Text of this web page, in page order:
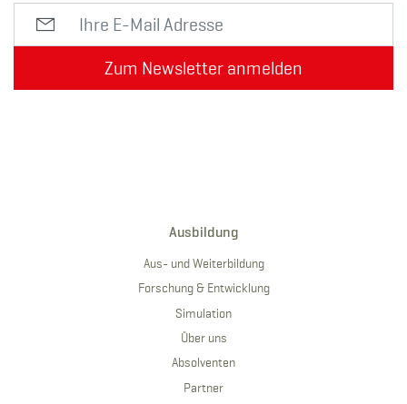
Zum Newsletter anmelden
Ausbildung
Aus- und Weiterbildung
Forschung & Entwicklung
Simulation
Über uns
Absolventen
Partner